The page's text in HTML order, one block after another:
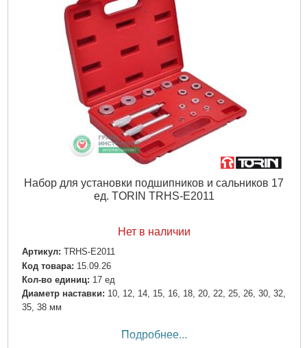
Набор для установки подшипников и сальников 17
ед. TORIN TRHS-E2011
Нет в наличии
Артикул: TRHS-E2011
Код товара: 15.09.26
Кол-во единиц: 17 ед
Диаметр наставки: 10, 12, 14, 15, 16, 18, 20, 22, 25, 26, 30, 32,
35, 38 мм
Подробнее...